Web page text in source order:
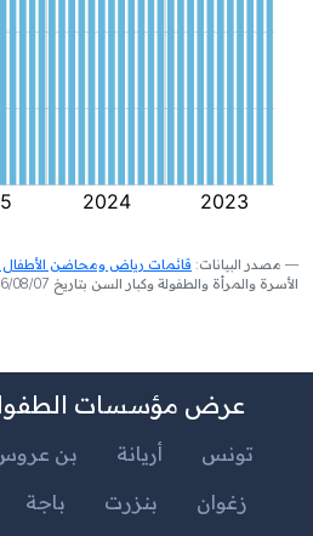
مصدر البيانات: قائمات رياض ومحاضن الأطفال
الأسرة والمرأة والطفولة وكبار السن بتاريخ 2026/08/07 على الساعة 16:31
عرض مؤسسات
تونس أريانة بن
زغوان
بنزرت باجة